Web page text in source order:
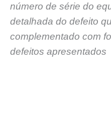
número de série do
detalhada do defeito
complementado com
defeitos apresentados